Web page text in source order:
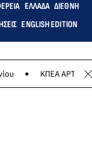
ΕΛΛΆΔΑ ΔΙΕΘΝΉ
ENGLISH EDITION
ΚΠΕΑ ΑΡΤΕΜΙΣ: Το